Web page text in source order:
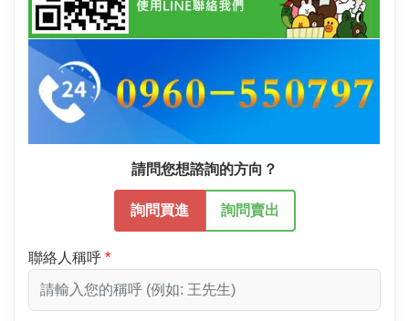
請問您想諮詢的方向？
詢問買進 詢問賣出
聯絡人稱呼